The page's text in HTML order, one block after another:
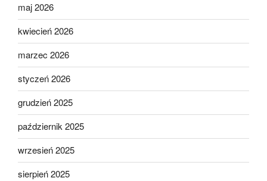
maj 2026
kwiecień 2026
marzec 2026
styczeń 2026
grudzień 2025
październik 2025
wrzesień 2025
sierpień 2025